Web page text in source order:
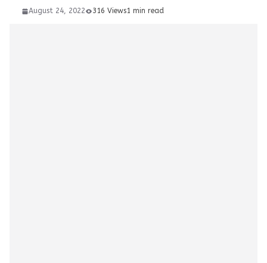
August 24, 2022 316 Views1 min read